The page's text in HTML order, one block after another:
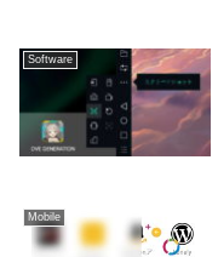
Software
Mobile